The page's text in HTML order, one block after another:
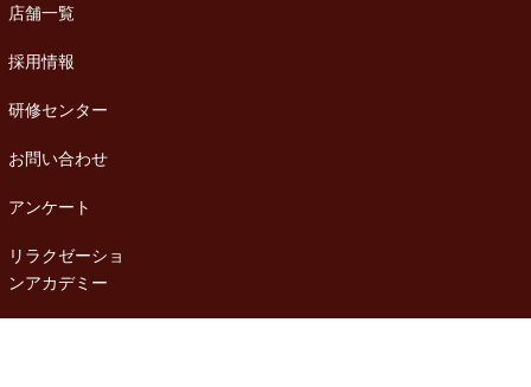
店舗一覧
採用情報
研修センター
お問い合わせ
アンケート
リラクゼーショ
ンアカデミー